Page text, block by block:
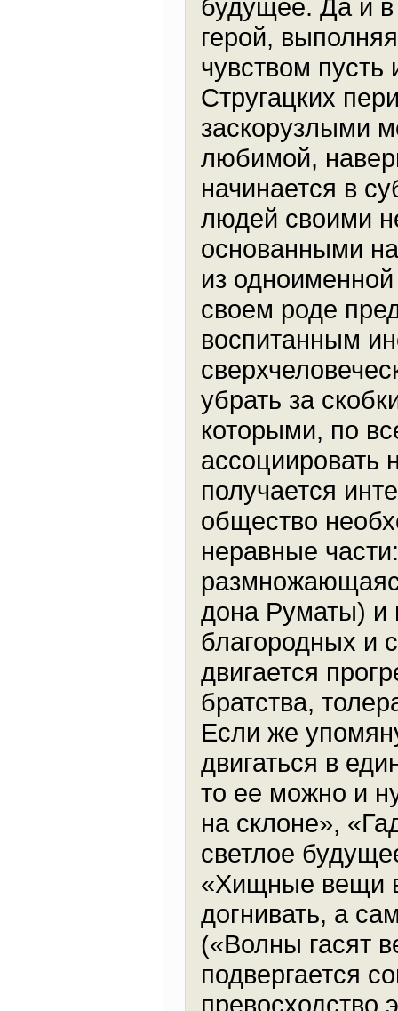
будущее. Да и
герой,
чувством пусть
Стругацких
заскорузлыми
любимой,
начинается в
людей своими
основанными
из
своем роде
воспитанным
убрать за
которыми, по
ассоциировать
получается
общество
неравные
дона Руматы) и
благородных и
двигается
братства,
Если же
двигаться в
то ее можно и
на склоне»,
светлое
«Хищные вещи
догнивать, а
(«Волны гасят
подвергается
превосходство